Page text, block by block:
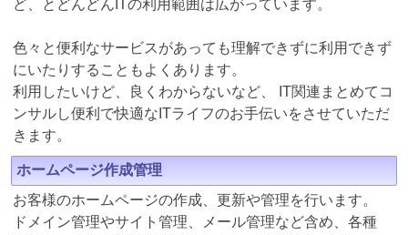
ど、とどんどんITの利用範囲は広がっています。
色々と便利なサービスがあっても理解できずに利用できず
にいたりすることもよくあります。
利用したいけど、良くわからないなど、 IT関連まとめてコ
ンサルし便利で快適なITライフのお手伝いをさせていただ
きます。
ホームページ作成管理
お客様のホームページの作成、更新や管理を行います。
ドメイン管理やサイト管理、メール管理など含め、各種